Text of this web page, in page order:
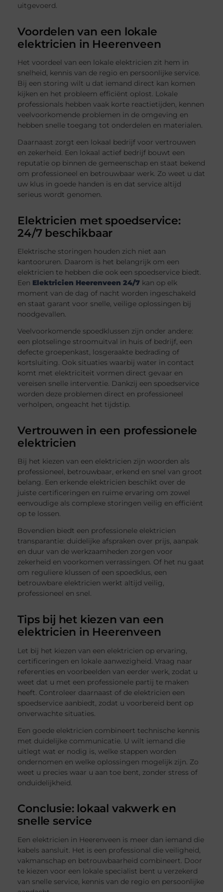
uitgevoerd.
Voordelen van een lokale
elektricien in Heerenveen
Het voordeel van een lokale elektricien zit hem in
snelheid, kennis van de regio en persoonlijke service.
Bij een storing wilt u dat iemand direct kan komen
kijken en het probleem efficiënt oplost. Lokale
professionals hebben vaak korte reactietijden, kennen
veelvoorkomende problemen in de omgeving en
hebben snelle toegang tot onderdelen en materialen.
Daarnaast zorgt een lokaal bedrijf voor vertrouwen
en zekerheid. Een lokaal actief bedrijf bouwt een
reputatie op binnen de gemeenschap en staat bekend
om professioneel en betrouwbaar werk. Zo weet u dat
uw klus in goede handen is en dat service altijd
serieus wordt genomen.
Elektricien met spoedservice:
24/7 beschikbaar
Elektrische storingen houden zich niet aan
kantooruren. Daarom is het belangrijk om een
elektricien te hebben die ook een spoedservice biedt.
Een Elektricien Heerenveen 24/7 kan op elk
moment van de dag of nacht worden ingeschakeld
en staat garant voor snelle, veilige oplossingen bij
noodgevallen.
Veelvoorkomende spoedklussen zijn onder andere:
een plotselinge stroomuitval in huis of bedrijf, een
defecte groepenkast, losgeraakte bedrading of
kortsluiting. Ook situaties waarbij water in contact
komt met elektriciteit vormen direct gevaar en
vereisen snelle interventie. Dankzij een spoedservice
worden deze problemen direct en professioneel
verholpen, ongeacht het tijdstip.
Vertrouwen in een professionele
elektricien
Bij het kiezen van een elektricien zijn woorden als
professioneel, betrouwbaar, erkend en snel van groot
belang. Een erkende elektricien beschikt over de
juiste certificeringen en ruime ervaring om zowel
eenvoudige als complexe storingen veilig en efficiënt
op te lossen.
Bovendien biedt een professionele elektricien
transparantie: duidelijke afspraken over prijs, aanpak
en duur van de werkzaamheden zorgen voor
zekerheid en voorkomen verrassingen. Of het nu gaat
om reguliere klussen of een spoedklus, een
betrouwbare elektricien werkt altijd veilig,
professioneel en snel.
Tips bij het kiezen van een
elektricien in Heerenveen
Let bij het kiezen van een elektricien op ervaring,
certificeringen en lokale aanwezigheid. Vraag naar
referenties en voorbeelden van eerder werk, zodat u
weet dat u met een professionele partij te maken
heeft. Controleer daarnaast of de elektricien een
spoedservice aanbiedt, zodat u voorbereid bent op
onverwachte situaties.
Een goede elektricien combineert technische kennis
met duidelijke communicatie. U wilt iemand die
uitlegt wat er nodig is, welke stappen worden
ondernomen en welke oplossingen mogelijk zijn. Zo
weet u precies waar u aan toe bent, zonder stress of
onduidelijkheid.
Conclusie: lokaal vakwerk en
snelle service
Een elektricien in Heerenveen is meer dan iemand die
kabels aansluit. Het is een professional die veiligheid,
vakmanschap en betrouwbaarheid combineert. Door
te kiezen voor een lokale specialist bent u verzekerd
van snelle service, kennis van de regio en persoonlijke